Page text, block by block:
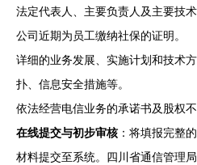
法定代表人、主要负责人及主要技
公司近期为员工缴纳社保的证明。
详细的业务发展、实施计划和技术
扑、信息安全措施等。
依法经营电信业务的承诺书及股权
在线提交与初步审核 ：将填报完整
材料提交至系统。四川省通信管理